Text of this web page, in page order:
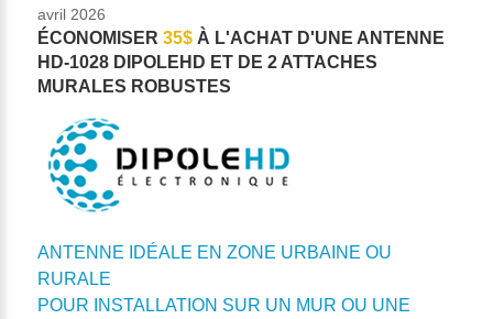
avril 2026
ÉCONOMISER 35$À L'ACHAT D'UNE ANTENNE
HD-1028 DIPOLEHD ET DE 2 ATTACHES
MURALES ROBUSTES
ANTENNE IDÉALE EN ZONE URBAINE OU
RURALE
POUR INSTALLATION SUR UN MUR OU UNE